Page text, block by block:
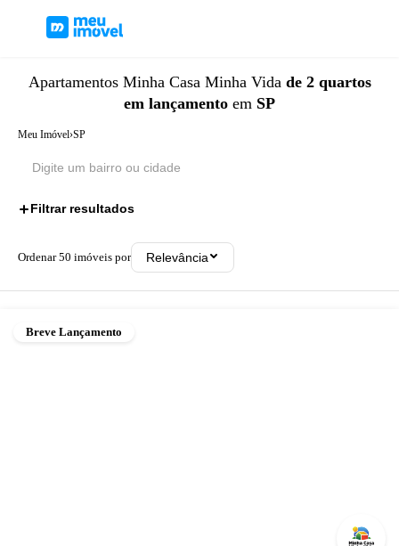
Apartamentos Minha Casa Minha Vida de 2 quartos
em lançamento em SP
Meu Imóvel›SP
Filtrar resultados
Ordenar50 imóveis por Relevância
Breve Lançamento